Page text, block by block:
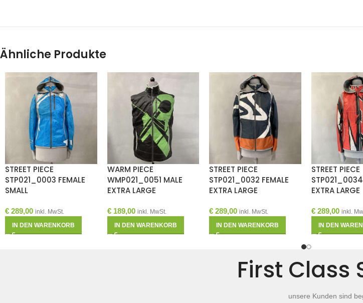
Ähnliche Produkte
STREET PIECE
STP021_0003 FEMALE
SMALL
€ 289,00 inkl. MwSt.
IN DEN WARENKORB
WARM PIECE
WMP021_0051 MALE
EXTRA LARGE
€189,00 inkl. MwSt.
IN DEN WARENKORB
STREET PIECE
STP021_0032 FEMALE
EXTRA LARGE
€ 289,00 inkl. MwSt.
IN DEN WARENKORB
STREET PIECE
STP021_0034
EXTRA LARGE
€289,00 inkl.
IN DEN
First Class
unsere Kunden sind